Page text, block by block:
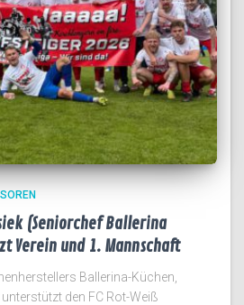
(Seniorchef Ballerina
Verein und 1. Mannschaft
Ballerina-Küchen,
den FC Rot-Weiß